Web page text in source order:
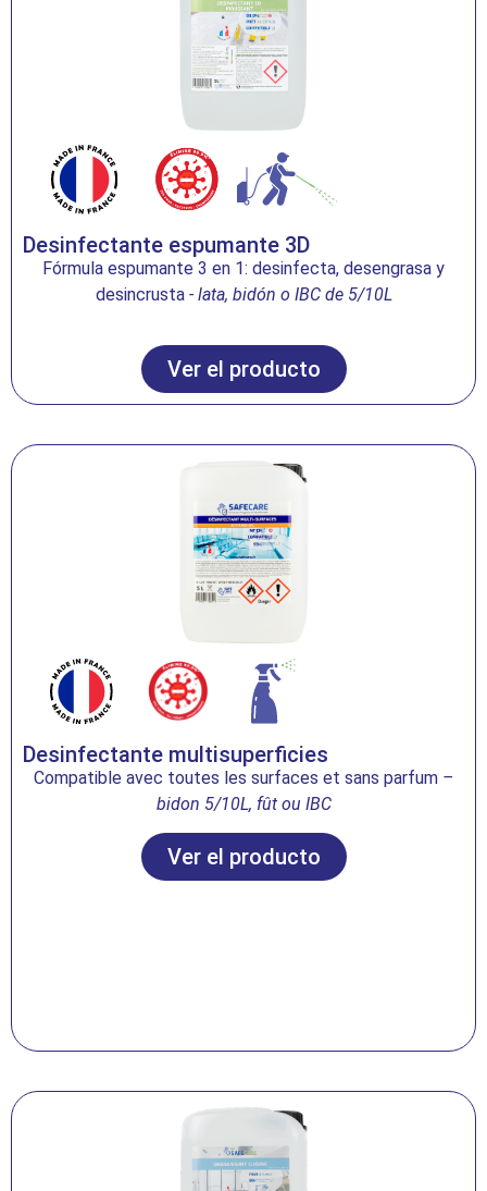
Desinfectante espumante 3D
Fórmula espumante 3 en 1: desinfecta, desengrasa y
desincrusta - lata, bidón o IBC de 5/10L
Ver el producto
Desinfectante multisuperficies
Compatible avec toutes les surfaces et sans parfum –
bidon 5/10L, fût ou IBC
Ver el producto